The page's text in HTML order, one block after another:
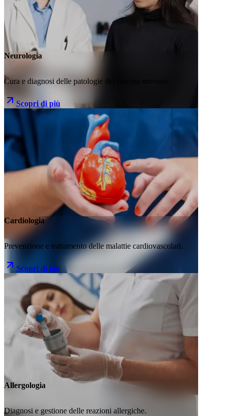
Neurologia
Cura e diagnosi delle patologie del sistema nervoso.
Scopri di più
Cardiologia
Prevenzione e trattamento delle malattie cardiovascolari.
Scopri di più
Allergologia
Diagnosi e gestione delle reazioni allergiche.